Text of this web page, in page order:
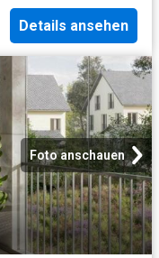
Details ansehen
Foto anschauen